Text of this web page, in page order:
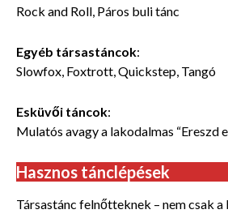
Rock and Roll, Páros buli tánc
Egyéb társastáncok:
Slowfox, Foxtrott, Quickstep, Tangó
Esküvői táncok:
Mulatós avagy a lakodalmas “Ereszd
Hasznos tánclépések
Társastánc felnőtteknek – nem csak